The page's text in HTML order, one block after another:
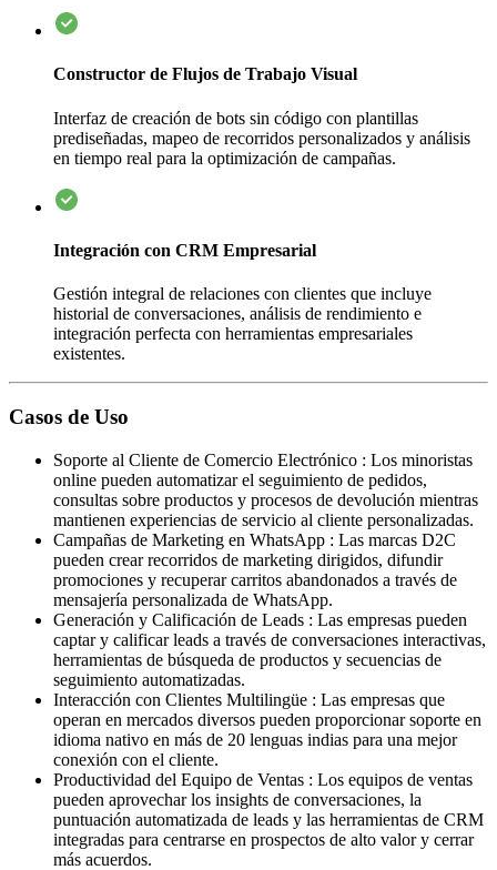
Constructor de Flujos de Trabajo Visual
Interfaz de creación de bots sin código con plantillas
prediseñadas, mapeo de recorridos personalizados y análisis
en tiempo real para la optimización de campañas.
Integración con CRM Empresarial
Gestión integral de relaciones con clientes que incluye
historial de conversaciones, análisis de rendimiento e
integración perfecta con herramientas empresariales
existentes.
Casos de Uso
Soporte al Cliente de Comercio Electrónico : Los minoristas
online pueden automatizar el seguimiento de pedidos,
consultas sobre productos y procesos de devolución mientras
mantienen experiencias de servicio al cliente personalizadas.
Campañas de Marketing en WhatsApp : Las marcas D2C
pueden crear recorridos de marketing dirigidos, difundir
promociones y recuperar carritos abandonados a través de
mensajería personalizada de WhatsApp.
Generación y Calificación de Leads : Las empresas pueden
captar y calificar leads a través de conversaciones interactivas,
herramientas de búsqueda de productos y secuencias de
seguimiento automatizadas.
Interacción con Clientes Multilingüe : Las empresas que
operan en mercados diversos pueden proporcionar soporte en
idioma nativo en más de 20 lenguas indias para una mejor
conexión con el cliente.
Productividad del Equipo de Ventas : Los equipos de ventas
pueden aprovechar los insights de conversaciones, la
puntuación automatizada de leads y las herramientas de CRM
integradas para centrarse en prospectos de alto valor y cerrar
más acuerdos.